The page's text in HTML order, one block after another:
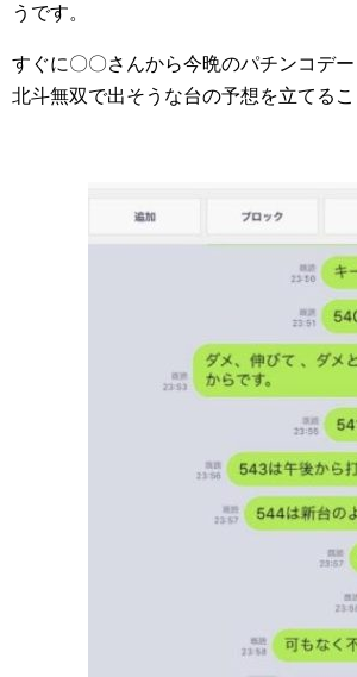
うです。
すぐに〇〇さんから今晩のパチンコデ
北斗無双で出そうな台の予想を立てるこ